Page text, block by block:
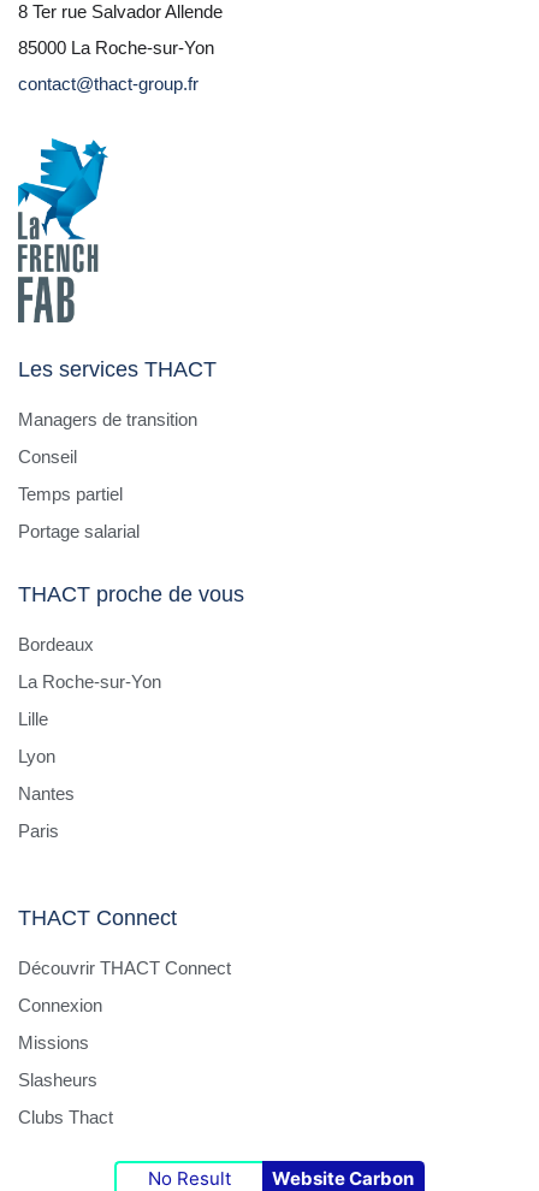
8 Ter rue Salvador Allende
85000 La Roche-sur-Yon
contact@thact-group.fr
Les services THACT
Managers de transition
Conseil
Temps partiel
Portage salarial
THACT proche de vous
Bordeaux
La Roche-sur-Yon
Lille
Lyon
Nantes
Paris
THACT Connect
Découvrir THACT Connect
Connexion
Missions
Slasheurs
Clubs Thact
No Result Website Carbon